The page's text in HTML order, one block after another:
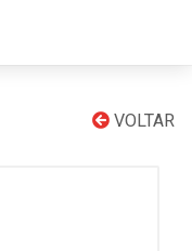
VOLTAR